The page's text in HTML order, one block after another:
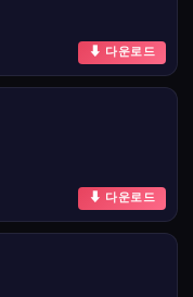
⬇ 다운로드
⬇ 다운로드